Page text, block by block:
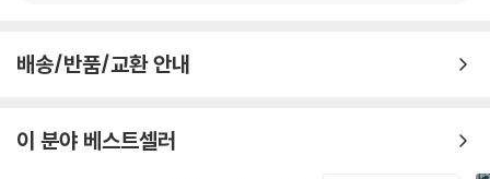
배송/반품/교환 안내
이 분야 베스트셀러